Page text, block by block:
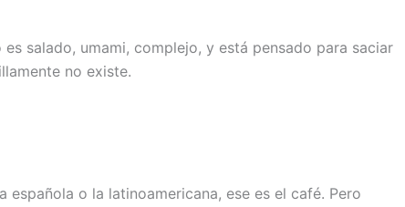
salado, umami, complejo, y está pensado para saciar
no existe.
o la latinoamericana, ese es el café. Pero